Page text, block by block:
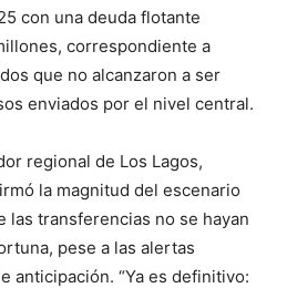
con una deuda flotante
correspondiente a
que no alcanzaron a ser
enviados por el nivel central.
regional de Los Lagos,
la magnitud del escenario
las transferencias no se hayan
pese a las alertas
anticipación. “Ya es definitivo: